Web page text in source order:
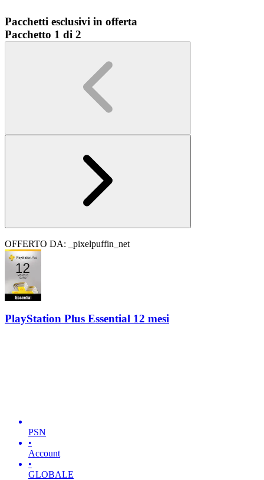
Pacchetti esclusivi in offerta
Pacchetto 1 di 2
OFFERTO DA: _pixelpuffin_net
PlayStation Plus Essential 12 mesi
PSN
•
Account
•
GLOBALE